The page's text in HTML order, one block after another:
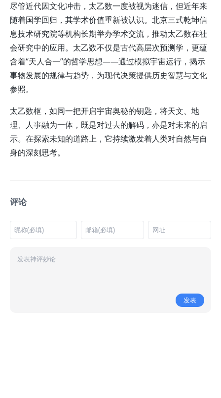
尽管近代因文化冲击，太乙数一度被视为迷信，但近年来
随着国学回归，其学术价值重新被认识。北京三式乾坤信
息技术研究院等机构长期举办学术交流，推动太乙数在社
会研究中的应用。太乙数不仅是古代高层次预测学，更蕴
含着“天人合一”的哲学思想——通过模拟宇宙运行，揭示
事物发展的规律与趋势，为现代决策提供历史智慧与文化
参照。
太乙数枢，如同一把开启宇宙奥秘的钥匙，将天文、地
理、人事融为一体，既是对过去的解码，亦是对未来的启
示。在探索未知的道路上，它持续激发着人类对自然与自
身的深刻思考。
评论
发表